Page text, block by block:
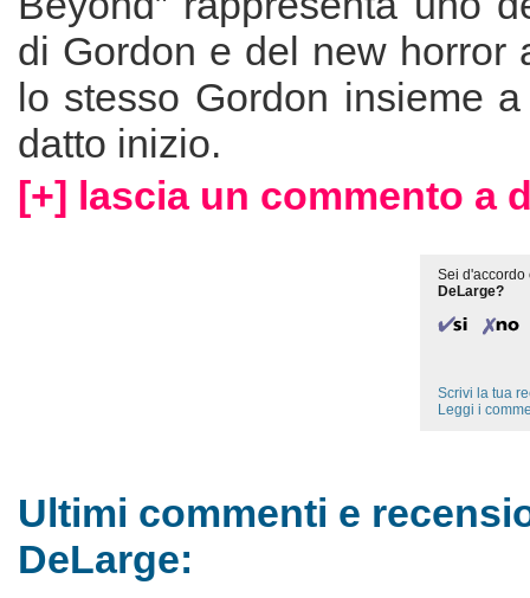
di Gordon e del new horror
lo stesso Gordon insieme
datto inizio.
[+] lascia un commento a
Sei d'accordo
DeLarge?
Scrivi la tua
Leggi i
Ultimi commenti e
DeLarge: